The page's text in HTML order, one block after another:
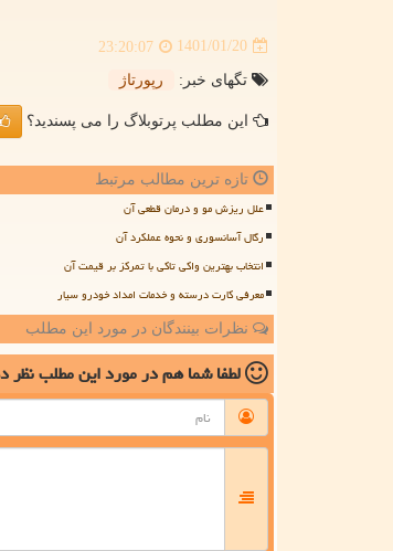
1401/01/20
23:20:07
تگهای خبر: رپورتاژ
این مطلب پرتوبلاگ را می پسندید؟
تازه ترین مطالب مرتبط
علل ریزش مو و درمان قطعی آن
رگال آسانسوری و نحوه عملکرد آن
انتخاب بهترین واکی تاکی با تمرکز بر قیمت آن
معرفی کارت درسته و خدمات امداد خودرو سیار
نظرات بینندگان در مورد این مطلب
لطفا شما همدر مورد این مطلبنظر